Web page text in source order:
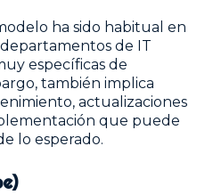
ha sido habitual en
de IT
específicas de
también implica
actualizaciones
que puede
lo esperado.